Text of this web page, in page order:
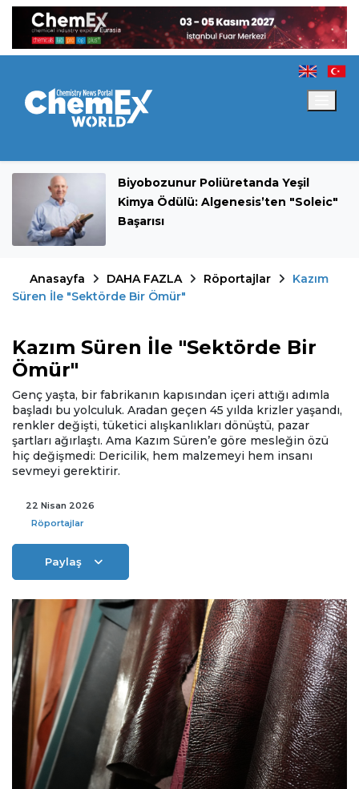
Biyobozunur Poliüretanda Yeşil
Kimya Ödülü: Algenesis’ten "Soleic"
Başarısı
Anasayfa DAHA FAZLA Röportajlar
Kazım
Süren İle "Sektörde Bir Ömür"
Kazım Süren İle "Sektörde Bir
Ömür"
Genç yaşta, bir fabrikanın kapısından içeri attığı adımla
başladı bu yolculuk. Aradan geçen 45 yılda krizler yaşandı,
renkler değişti, tüketici alışkanlıkları dönüştü, pazar
şartları ağırlaştı. Ama Kazım Süren’e göre mesleğin özü
hiç değişmedi: Dericilik, hem malzemeyi hem insanı
sevmeyi gerektirir.
22 Nisan 2026
Röportajlar
Paylaş